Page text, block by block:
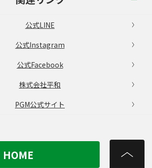
公式LINE
公式Instagram
公式Facebook
株式会社平和
PGM公式サイト
HOME